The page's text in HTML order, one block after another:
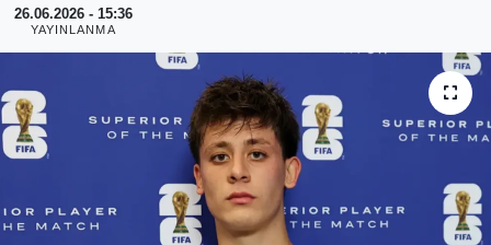
26.06.2026 - 15:36
YAYINLANMA
RESMİ REKLAM